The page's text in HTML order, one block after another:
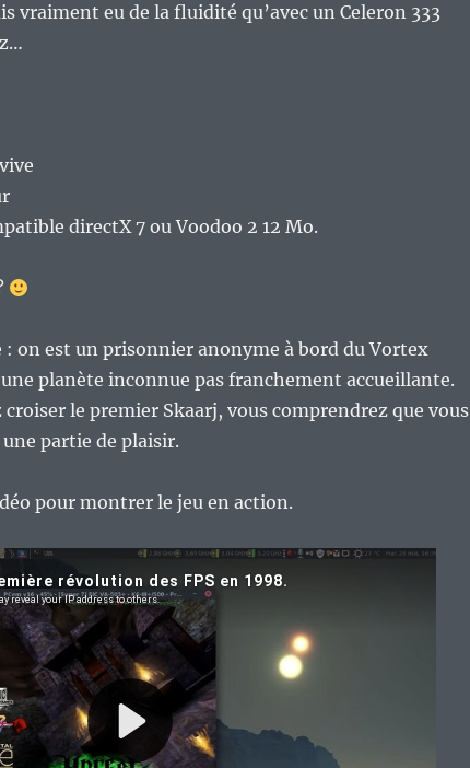
vraiment eu de la fluidité qu’avec un Celeron 333
directX 7 ou Voodoo 2 12 Mo.
: on est un prisonnier anonyme à bord du Vortex
planète inconnue pas franchement accueillante.
croiser le premier Skaarj, vous comprendrez que vous
partie de plaisir.
pour montrer le jeu en action.